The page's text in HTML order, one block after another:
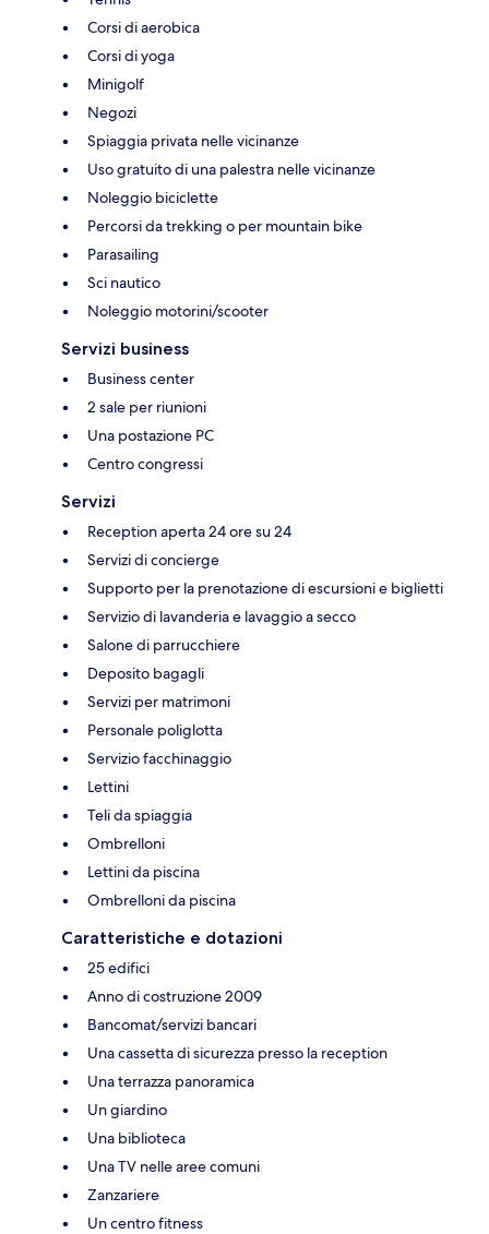
Corsi di aerobica
Corsi di yoga
Minigolf
Negozi
Spiaggia privata nelle vicinanze
Uso gratuito di una palestra nelle vicinanze
Noleggio biciclette
Percorsi da trekking o per mountain bike
Parasailing
Sci nautico
Noleggio motorini/scooter
Servizi business
Business center
2 sale per riunioni
Una postazione PC
Centro congressi
Servizi
Reception aperta 24 ore su 24
Servizi di concierge
Supporto per la prenotazione di escursioni e biglietti
Servizio di lavanderia e lavaggio a secco
Salone di parrucchiere
Deposito bagagli
Servizi per matrimoni
Personale poliglotta
Servizio facchinaggio
Lettini
Teli da spiaggia
Ombrelloni
Lettini da piscina
Ombrelloni da piscina
Caratteristiche e dotazioni
25 edifici
Anno di costruzione 2009
Bancomat/servizi bancari
Una cassetta di sicurezza presso la reception
Una terrazza panoramica
Un giardino
Una biblioteca
Una TV nelle aree comuni
Zanzariere
Un centro fitness